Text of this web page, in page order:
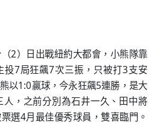
2）日出戰紐約大都會，小熊隊靠
投7局狂飆7次三振，只被打3支安
以1:0贏球，今永狂飆5連勝，是大
，之前分別為石井一久、田中將
選4月最佳優秀球員，雙喜臨門。